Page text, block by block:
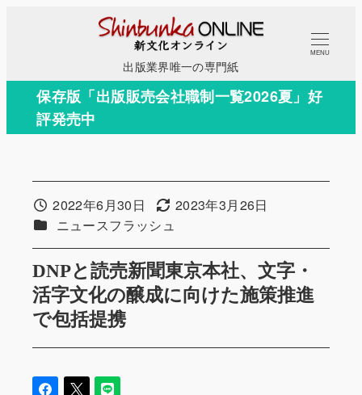
コ
テ
出版業界唯一の専門紙
MENU
保存版「出版販売会社職制一覧2026夏」好
評発売中
DNPと読売新聞東京本社、文字・
活字文化の醸成に向けた施策推進
で包括提携
投稿日2022年6月30日 更新日2023年3月26日
カテゴリー
ニュースフラッシュ